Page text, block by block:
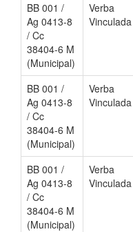
BB 001 /
Ag 0413-8
/ Cc
38404-6 M
(Municipal)
Verba
Vinculada
BB 001 /
Ag 0413-8
/ Cc
38404-6 M
(Municipal)
Verba
Vinculada
BB 001 /
Ag 0413-8
/ Cc
38404-6 M
(Municipal)
Verba
Vinculada